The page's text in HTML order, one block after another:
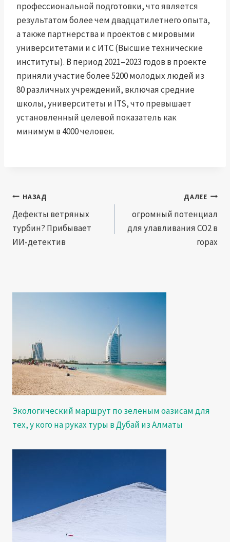
профессиональной подготовки, что является
результатом более чем двадцатилетнего опыта,
а также партнерства и проектов с мировыми
университетами и с ИТС (Высшие технические
институты). В период 2021–2023 годов в проекте
приняли участие более 5200 молодых людей из
80 различных учреждений, включая средние
школы, университеты и ITS, что превышает
установленный целевой показатель как
минимум в 4000 человек.
Навигация
по
записям
НАЗАД
Дефекты ветряных
турбин? Прибывает
ИИ-детектив
ДАЛЕЕ
огромный потенциал
для улавливания CO2 в
горах
Экологический маршрут по зеленым оазисам для
тех, у кого на руках туры в Дубай из Алматы